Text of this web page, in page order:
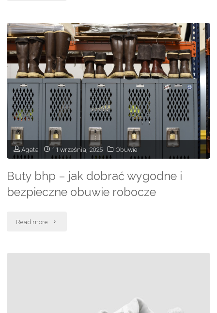
cały
–
na
co
zwrócić
uwagę
zakupem
ślubnych"
Agata 11 września, 2025 Obuwie
Buty bhp – jak dobrać wygodne i
bezpieczne obuwie robocze
Read more "Buty